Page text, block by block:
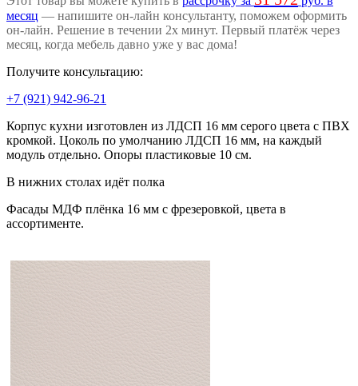
месяц — напишите он-лайн консультанту, поможем оформить
он-лайн. Решение в течении 2х минут. Первый платёж через
месяц, когда мебель давно уже у вас дома!
Получите консультацию:
+7 (921) 942-96-21
Корпус кухни изготовлен из ЛДСП 16 мм серого цвета с ПВХ
кромкой. Цоколь по умолчанию ЛДСП 16 мм, на каждый
модуль отдельно. Опоры пластиковые 10 см.
В нижних столах идёт полка
Фасады МДФ плёнка 16 мм с фрезеровкой, цвета в
ассортименте.